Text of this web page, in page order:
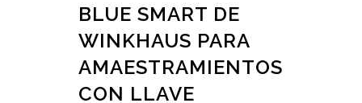
BLUE SMART DE
WINKHAUS PARA
AMAESTRAMIENTOS
CON LLAVE